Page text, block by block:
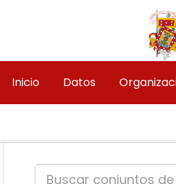
Inicio Datos